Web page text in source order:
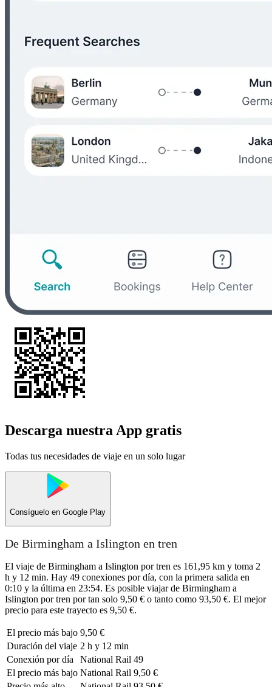
Descarga nuestra App gratis
Todas tus necesidades de viaje en un solo lugar
Consíguelo en Google Play
De Birmingham a Islington en tren
El viaje de Birmingham a Islington por tren es 161,95 km y toma 2
h y 12 min. Hay 49 conexiones por día, con la primera salida en
0:10 y la última en 23:54. Es posible viajar de Birmingham a
Islington por tren por tan solo 9,50 € o tanto como 93,50 €. El mejor
precio para este trayecto es 9,50 €.
El precio más bajo 9,50 €
Duración del viaje 2 h y 12 min
Conexión por día
National Rail 49
El precio más bajo National Rail 9,50 €